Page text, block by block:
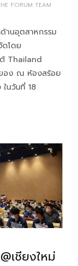
FORUM TEAM
านอุตสาหกรรม
โดย
ต้ Thailand
อง ณ ห้องสร้อย
ในวันที่ 18
เชียงใหม่